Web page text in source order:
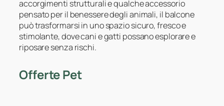
accorgimenti strutturali e qualche accessorio
pensato per il benessere degli animali, il balcone
può trasformarsi in uno spazio sicuro, fresco e
stimolante, dove cani e gatti possano esplorare e
riposare senza rischi.
Offerte Pet